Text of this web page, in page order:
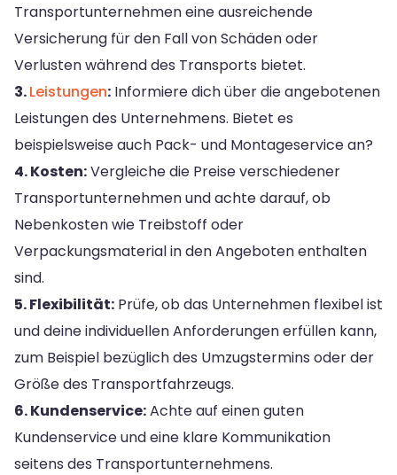
Transportunternehmen eine ausreichende
Versicherung für den Fall von Schäden oder
Verlusten während des Transports bietet.
3.Leistungen: Informiere dich über die angebotenen
Leistungen des Unternehmens. Bietet es
beispielsweise auch Pack- und Montageservice an?
4. Kosten:Vergleiche die Preise verschiedener
Transportunternehmen und achte darauf, ob
Nebenkosten wie Treibstoff oder
Verpackungsmaterial in den Angeboten enthalten
sind.
5. Flexibilität: Prüfe, ob das Unternehmen flexibel ist
und deine individuellen Anforderungen erfüllen kann,
zum Beispiel bezüglich des Umzugstermins oder der
Größe des Transportfahrzeugs.
6. Kundenservice:Achte auf einen guten
Kundenservice und eine klare Kommunikation
seitens des Transportunternehmens.